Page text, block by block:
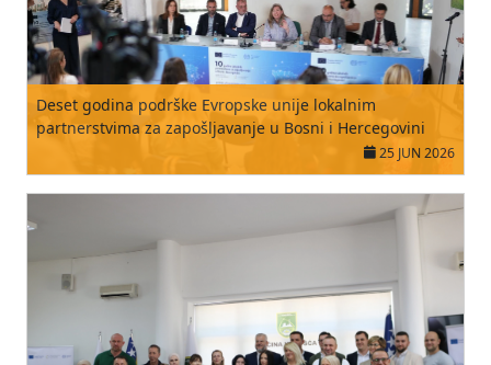
Deset godina podrške Evropske unije lokalnim
partnerstvima za zapošljavanje u Bosni i Hercegovini
25 JUN 2026